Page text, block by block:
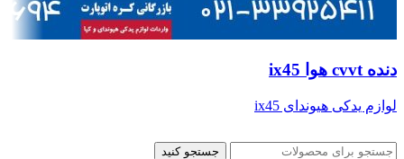
دنده cvvt هوا ix45
لوازم یدکی هیوندای ix45
جستجو کنید